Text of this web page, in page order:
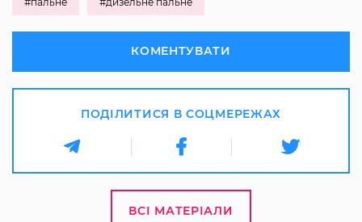
КОМЕНТУВАТИ
ПОДІЛИТИСЯ В СОЦМЕРЕЖАХ
ВСІ МАТЕРІАЛИ